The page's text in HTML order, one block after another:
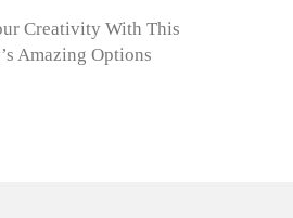
Creativity With This
Amazing Options